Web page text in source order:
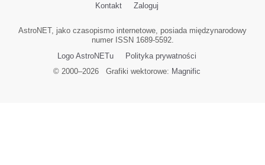
Kontakt
Zaloguj
AstroNET, jako czasopismo internetowe, posiada międzynarodowy
numer ISSN 1689-5592.
Logo AstroNETu
Polityka prywatności
© 2000–2026Grafiki wektorowe: Magnific